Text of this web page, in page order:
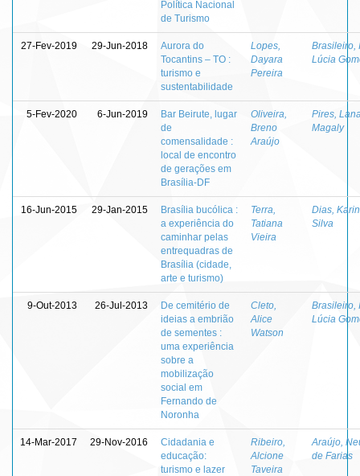
Política Nacional
de Turismo
27-Fev-2019 29-Jun-2018
Aurora do
Tocantins – TO :
turismo e
sustentabilidade
Lopes,
Dayara
Pereira
Brasileiro,
Lúcia
5-Fev-2020 6-Jun-2019
Bar Beirute, lugar
de
comensalidade :
local de encontro
de gerações em
Brasília-DF
Oliveira,
Breno
Araújo
Pires,
Magaly
16-Jun-2015 29-Jan-2015
Brasília bucólica :
a experiência do
caminhar pelas
entrequadras de
Brasília (cidade,
arte e turismo)
Terra,
Tatiana
Vieira
Dias,
Silva
9-Out-2013 26-Jul-2013
De cemitério de
ideias a embrião
de sementes :
uma experiência
sobre a
mobilização
social em
Fernando de
Noronha
Cleto,
Alice
Watson
Brasileiro,
Lúcia
14-Mar-2017 29-Nov-2016
Cidadania e
educação:
turismo e lazer
Ribeiro,
Alcione
Taveira
Araújo,
de Farias